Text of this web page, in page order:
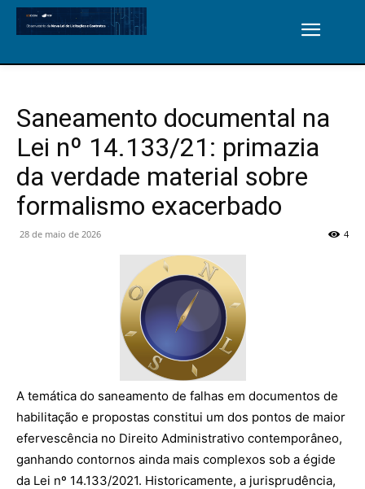
Saneamento documental na
Lei nº 14.133/21: primazia
da verdade material sobre
formalismo exacerbado
28 de maio de 2026 4
A temática do saneamento de falhas em documentos de
habilitação e propostas constitui um dos pontos de maior
efervescência no Direito Administrativo contemporâneo,
ganhando contornos ainda mais complexos sob a égide
da Lei nº 14.133/2021. Historicamente, a jurisprudência,